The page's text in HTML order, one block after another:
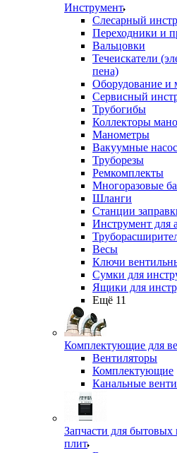
Инструмент
Слесарный
Переходники и
Вальцовки
Течеискатели
пена)
Оборудование и
Сервисный
Трубогибы
Коллекторы
Манометры
Вакуумные
Труборезы
Ремкомплекты
Многоразовые
Шланги
Станции
Инструмент для
Весы
Ключи
Сумки для
Ящики для
Ещё 11
Комплектующие для
Вентиляторы
Комплектующие
Канальные
Запчасти для бытовых
плит